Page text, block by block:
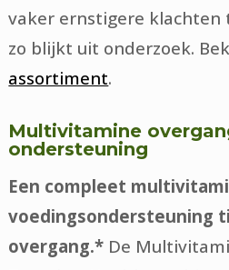
vaker ernstigere klachten
zo blijkt uit onderzoek.
assortiment.
Multivitamine
ondersteuning
Een compleet
voedingsondersteuning
overgang.* De